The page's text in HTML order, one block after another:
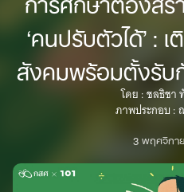
‘คนปรับตัวได้’ :
สังคมพร้อมตั้งรับ
โดย : ชลธิชา
ภาพประกอบ :
3 พฤศจิกา